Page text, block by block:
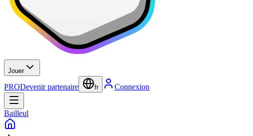
Jouer
PRODevenir partenaire fr Connexion
Bailleul